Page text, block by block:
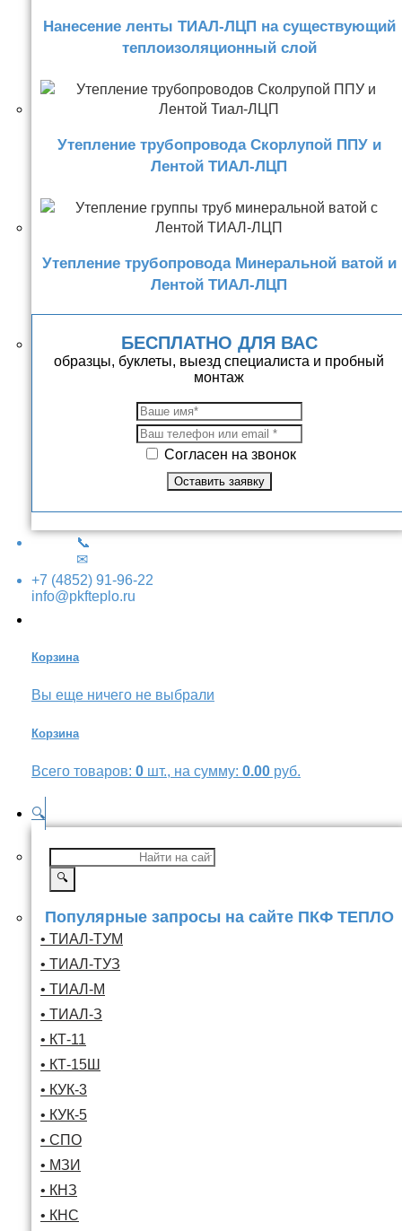
Нанесение ленты ТИАЛ-ЛЦП на существующий
теплоизоляционный слой
Утепление трубопровода Скорлупой ППУ и
Лентой ТИАЛ-ЛЦП
Утепление трубопровода Минеральной ватой и
Лентой ТИАЛ-ЛЦП
БЕСПЛАТНО ДЛЯ ВАС
образцы, буклеты, выезд специалиста и пробный
монтаж
Согласен на звонок
📞
✉
+7 (4852) 91-96-22
info@pkfteplo.ru
Корзина
Вы еще ничего не выбрали
Корзина
Всего товаров: 0 шт., на сумму: 0.00 руб.
🔍
🔍
Популярные запросы на сайте ПКФ ТЕПЛО
• ТИАЛ-ТУМ
• ТИАЛ-ТУЗ
• ТИАЛ-М
• ТИАЛ-З
• КТ-11
• КТ-15Ш
• КУК-3
• КУК-5
• СПО
• МЗИ
• КНЗ
• КНС